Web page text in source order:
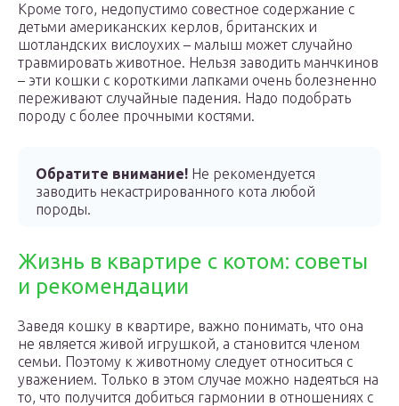
Кроме того, недопустимо совестное содержание с
детьми американских керлов, британских и
шотландских вислоухих – малыш может случайно
травмировать животное. Нельзя заводить манчкинов
– эти кошки с короткими лапками очень болезненно
переживают случайные падения. Надо подобрать
породу с более прочными костями.
Обратите внимание! Не рекомендуется
заводить некастрированного кота любой
породы.
Жизнь в квартире с котом: советы
и рекомендации
Заведя кошку в квартире, важно понимать, что она
не является живой игрушкой, а становится членом
семьи. Поэтому к животному следует относиться с
уважением. Только в этом случае можно надеяться на
то, что получится добиться гармонии в отношениях с